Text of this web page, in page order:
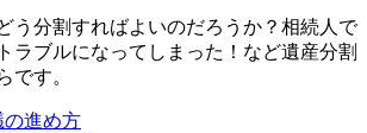
う分割すればよいのだろうか？相続人で
ラブルになってしまった！など遺産分割
です。
の進め方